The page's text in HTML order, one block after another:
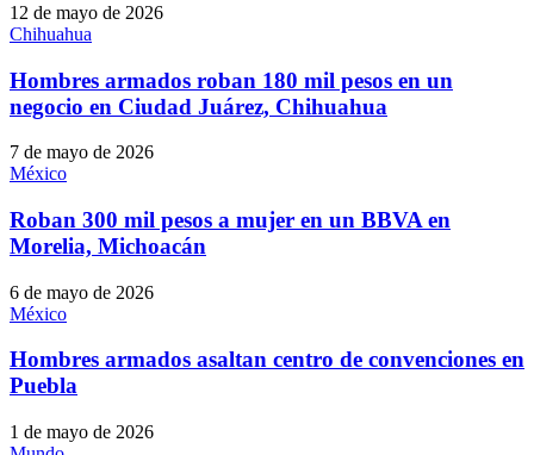
12 de mayo de 2026
Chihuahua
Hombres armados roban 180 mil pesos en un
negocio en Ciudad Juárez, Chihuahua
7 de mayo de 2026
México
Roban 300 mil pesos a mujer en un BBVA en
Morelia, Michoacán
6 de mayo de 2026
México
Hombres armados asaltan centro de convenciones en
Puebla
1 de mayo de 2026